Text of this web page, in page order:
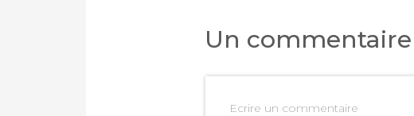
Un commentaire
Ecrire un commentaire